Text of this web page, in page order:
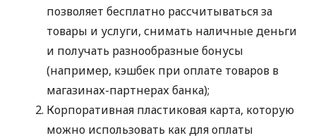
позволяет бесплатно рассчитываться за
товары и услуги, снимать наличные деньги
и получать разнообразные бонусы
(например, кэшбек при оплате товаров в
магазинах-партнерах банка);
Корпоративная пластиковая карта, которую
можно использовать как для оплаты